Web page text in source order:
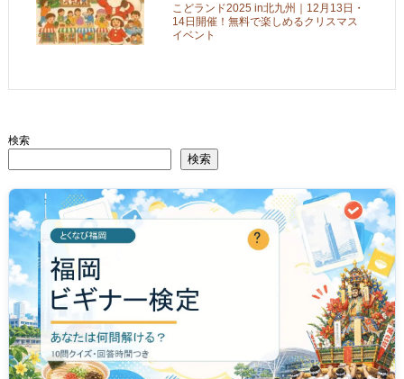
こどランド2025 in北九州｜12月13日・
14日開催！無料で楽しめるクリスマス
イベント
検索
検索